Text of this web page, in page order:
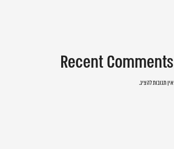
Recent Comments
אין תגובות להציג.